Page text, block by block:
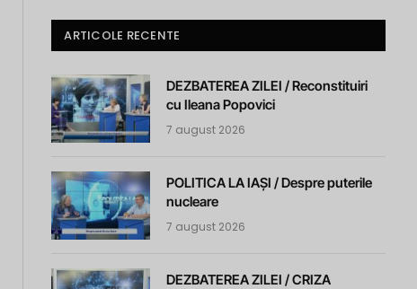
ARTICOLE RECENTE
DEZBATEREA ZILEI / Reconstituiri
cu Ileana Popovici
7 august 2026
POLITICA LA IAȘI / Despre puterile
nucleare
7 august 2026
DEZBATEREA ZILEI / CRIZA